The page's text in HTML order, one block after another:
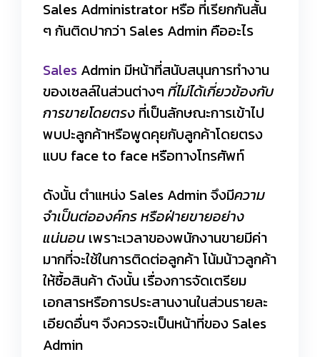
Sales Administrator หรือ ที่เรียกกันสั้น
ๆ กันติดปากว่า Sales Admin คืออะไร
Sales Admin มีหน้าที่สนับสนุนการทำงาน
ของเซลล์ในส่วนต่างๆ ที่ไม่ได้เกี่ยวข้องกับ
การขายโดยตรง ที่เป็นลักษณะการเข้าไป
พบปะลูกค้าหรือพูดคุยกับลูกค้าโดยตรง
แบบ face to face หรือทางโทรศัพท์
ดังนั้น ตำแหน่ง Sales Admin จึงมีความ
จำเป็นต่อองค์กร หรือฝ่ายขายอย่าง
แน่นอน เพราะเวลาของพนักงานขายมีค่า
มากที่จะใช้ในการติดต่อลูกค้า โน้มน้าวลูกค้า
ให้ซื้อสินค้า ดังนั้น เรื่องการจัดเตรียม
เอกสารหรือการประสานงานในส่วนรายละ
เอียดอื่นๆ จึงควรจะเป็นหน้าที่ของ Sales
Admin